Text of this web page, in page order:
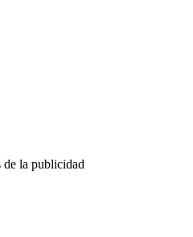
de la publicidad